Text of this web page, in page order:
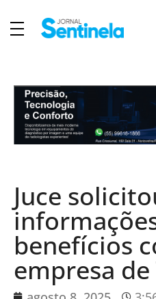
Juce
benefícios
empresa